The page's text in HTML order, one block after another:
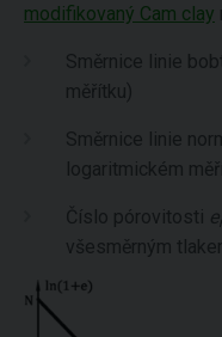
modifikovaný Cam clay
Směrnice linie
měřítku)
Směrnice linie
logaritmickém
Číslo pórovitosti e
všesměrným